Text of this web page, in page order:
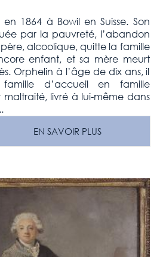
1864 à Bowil en Suisse. Son
par la pauvreté, l’abandon
alcoolique, quitte la famille
enfant, et sa mère meurt
Orphelin à l’âge de dix ans, il
d’accueil en famille
maltraité, livré à lui-même dans
EN SAVOIR PLUS